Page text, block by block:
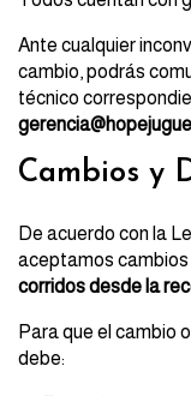
Ante cualquier
cambio, podrás
técnico
Cambios y
De acuerdo con la
aceptamos cambios
corridos desde la
Para que el cambio
debe: